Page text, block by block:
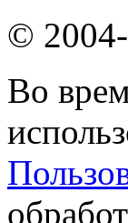
©
Во